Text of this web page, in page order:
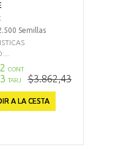
Semillas
CONT
TARJ $3.862,43
A LA CESTA